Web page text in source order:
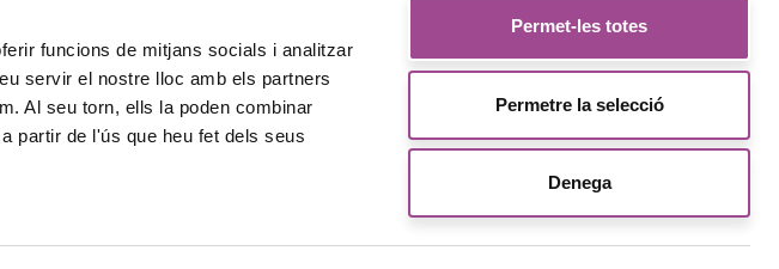
funcions de mitjans socials i analitzar
servir el nostre lloc amb els partners
Al seu torn, ells la poden combinar
partir de l'ús que heu fet dels seus
Permet-les totes
Permetre la selecció
Denega